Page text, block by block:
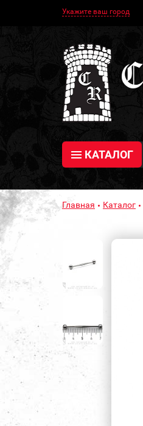
Укажите ваш город
КАТАЛОГ
Главная Каталог